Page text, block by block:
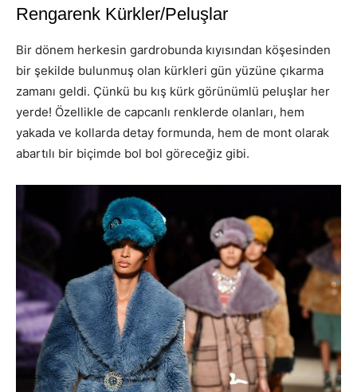
Rengarenk Kürkler/Peluşlar
Bir dönem herkesin gardrobunda kıyısından köşesinden
bir şekilde bulunmuş olan kürkleri gün yüzüne çıkarma
zamanı geldi. Çünkü bu kış kürk görünümlü peluşlar her
yerde! Özellikle de capcanlı renklerde olanları, hem
yakada ve kollarda detay formunda, hem de mont olarak
abartılı bir biçimde bol bol göreceğiz gibi.